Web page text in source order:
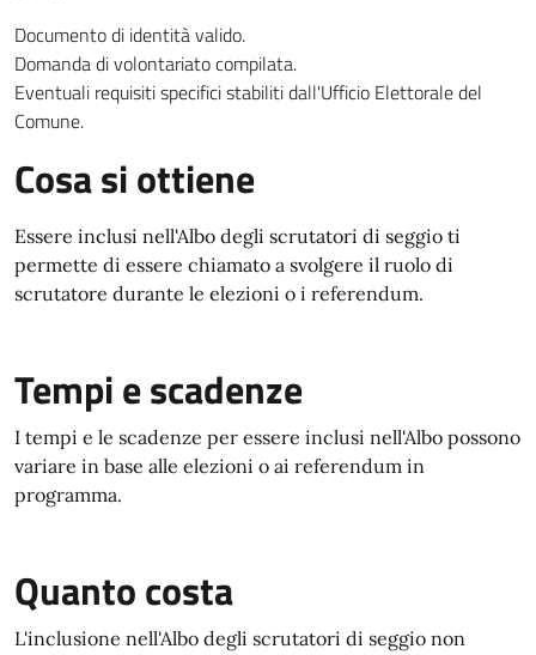
Documento di identità valido.
Domanda di volontariato compilata.
Eventuali requisiti specifici stabiliti dall'Ufficio Elettorale del
Comune.
Cosa si ottiene
Essere inclusi nell'Albo degli scrutatori di seggio ti
permette di essere chiamato a svolgere il ruolo di
scrutatore durante le elezioni o i referendum.
Tempi e scadenze
I tempi e le scadenze per essere inclusi nell'Albo possono
variare in base alle elezioni o ai referendum in
programma.
Quanto costa
L'inclusione nell'Albo degli scrutatori di seggio non